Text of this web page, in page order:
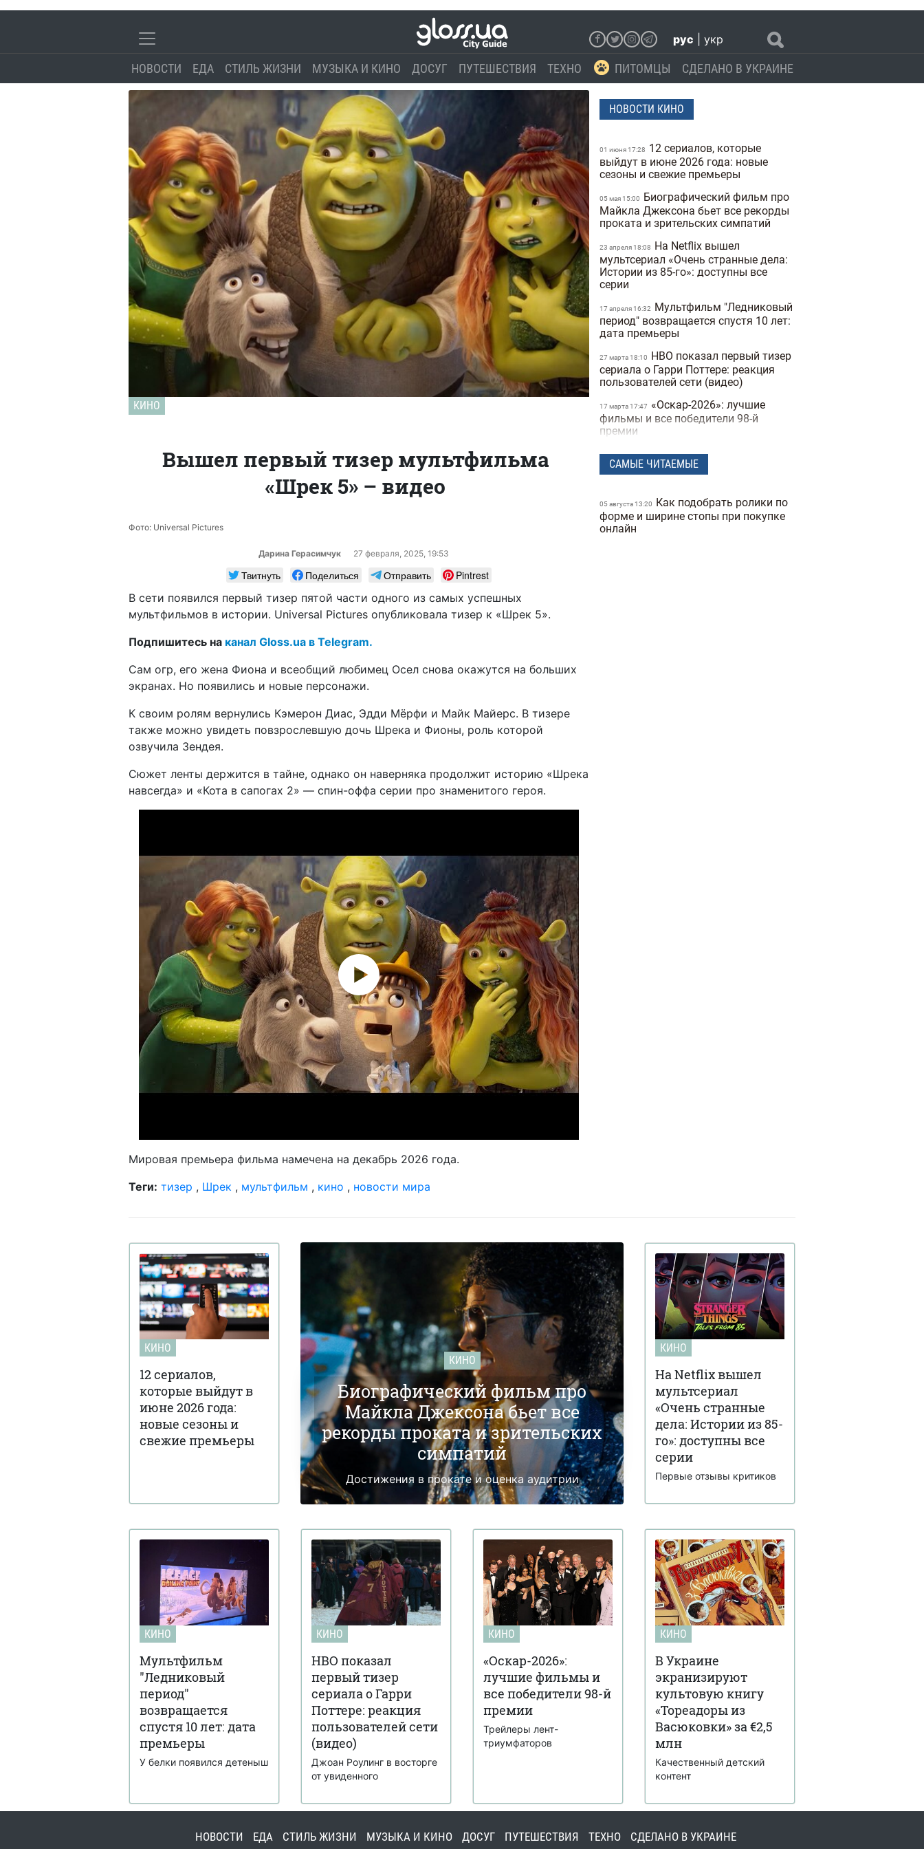
рус укр
НОВОСТИ ЕДА СТИЛЬ ЖИЗНИ МУЗЫКА И КИНО ДОСУГ ПУТЕШЕСТВИЯ ТЕХНО ПИТОМЦЫ СДЕЛАНО В УКРАИНЕ
КИНО
Вышел первый тизер мультфильма
«Шрек 5» – видео
Фото: Universal Pictures
Дарина Герасимчук 27 февраля, 2025, 19:53
Твитнуть Поделиться Отправить
Pintrest
В сети появился первый тизер пятой части одного из самых успешных
мультфильмов в истории. Universal Pictures опубликовала тизер к «Шрек 5».
Подпишитесь на канал Gloss.ua в Telegram.
Сам огр, его жена Фиона и всеобщий любимец Осел снова окажутся на больших
экранах. Но появились и новые персонажи.
К своим ролям вернулись Кэмерон Диас, Эдди Мёрфи и Майк Майерс. В тизере
также можно увидеть повзрослевшую дочь Шрека и Фионы, роль которой
озвучила Зендея.
Сюжет ленты держится в тайне, однако он наверняка продолжит историю «Шрека
навсегда» и «Кота в сапогах 2» — спин-оффа серии про знаменитого героя.
Мировая премьера фильма намечена на декабрь 2026 года.
Теги: тизер , Шрек , мультфильм , кино , новости мира
НОВОСТИ КИНО
01 июня 17:28
12 сериалов, которые
выйдут в июне 2026 года: новые
сезоны и свежие премьеры
05 мая 15:00
Биографический фильм про
Майкла Джексона бьет все рекорды
проката и зрительских симпатий
23 апреля 18:08
На Netflix вышел
мультсериал «Очень странные дела:
Истории из 85-го»: доступны все
серии
17 апреля 16:32
Мультфильм "Ледниковый
период" возвращается спустя 10 лет:
дата премьеры
27 марта 18:10
HBO показал первый тизер
сериала о Гарри Поттере: реакция
пользователей сети (видео)
17 марта 17:47
«Оскар-2026»: лучшие
фильмы и все победители 98-й
премии
12 января 17:56 В Украине экранизируют
культовую книгу «Тореадоры из
19 декабря 18:34
Российский диктатор
Путин появился в новой серии
мультфильма «Простоквашино»
САМЫЕ ЧИТАЕМЫЕ
05 августа 13:20
Как подобрать ролики по
форме и ширине стопы при покупке
онлайн
КИНО
12 сериалов,
которые выйдут в
июне 2026 года:
новые сезоны и
свежие премьеры
КИНО
Биографический фильм про
Майкла Джексона бьет все
рекорды проката и зрительских
симпатий
Достижения в прокате и оценка аудитрии
КИНО
На Netflix вышел
мультсериал
«Очень странные
дела: Истории из 85-
го»: доступны все
серии
Первые отзывы критиков
КИНО
Мультфильм
"Ледниковый
период"
возвращается
спустя 10 лет: дата
премьеры
У белки появился детеныш
КИНО
HBO показал
первый тизер
сериала о Гарри
Поттере: реакция
пользователей сети
(видео)
Джоан Роулинг в восторге
от увиденного
КИНО
«Оскар-2026»:
лучшие фильмы и
все победители 98-й
премии
Трейлеры лент-
триумфаторов
КИНО
В Украине
экранизируют
культовую книгу
«Тореадоры из
Васюковки» за €2,5
млн
Качественный детский
контент
НОВОСТИ ЕДА СТИЛЬ ЖИЗНИ МУЗЫКА И КИНО ДОСУГ ПУТЕШЕСТВИЯ ТЕХНО СДЕЛАНО В УКРАИНЕ